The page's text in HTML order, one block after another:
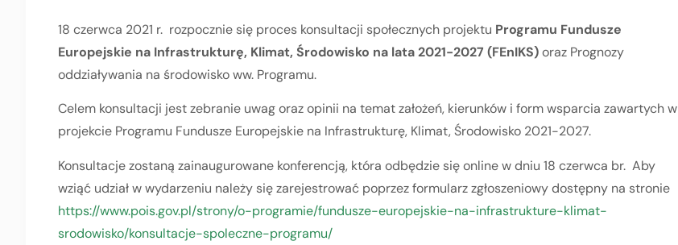
18 czerwca 2021 r. rozpocznie się proces konsultacji społecznych projektu Programu Fundusze
Europejskie na Infrastrukturę, Klimat, Środowisko na lata 2021-2027 (FEnIKS)oraz Prognozy
oddziaływania na środowisko ww. Programu.
Celem konsultacji jest zebranie uwag oraz opinii na temat założeń, kierunków i form wsparcia zawartych w
projekcie Programu Fundusze Europejskie na Infrastrukturę, Klimat, Środowisko 2021-2027.
Konsultacje zostaną zainaugurowane konferencją, która odbędzie się online w dniu 18 czerwca br. Aby
wziąć udział w wydarzeniu należy się zarejestrować poprzez formularz zgłoszeniowy dostępny na stronie
https://www.pois.gov.pl/strony/o-programie/fundusze-europejskie-na-infrastrukture-klimat-
srodowisko/konsultacje-spoleczne-programu/